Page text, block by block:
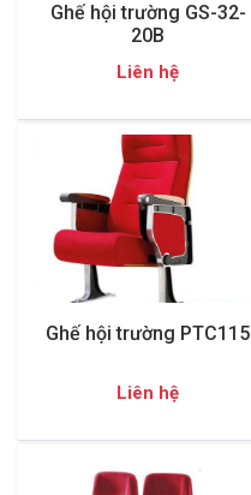
Ghế hội trường GS-32-
20B
Liên hệ
Ghế hội trường PTC115
Liên hệ